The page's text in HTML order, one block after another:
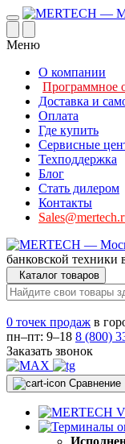
Меню
О компании
Программное
Доставка и
Оплата
Где купить
Сервисные
Техподдержка
Блог
Стать дилером
Контакты
банковской техники
Каталог товаров
0 точек продаж в
пн–пт: 9–18 8 (800)
Заказать звонок
Сравнение